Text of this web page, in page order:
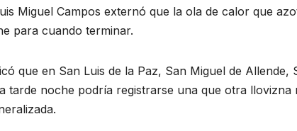
Miguel Campos externó que la ola de calor que
para cuando terminar.
que en San Luis de la Paz, San Miguel de Allende,
tarde noche podría registrarse una que otra